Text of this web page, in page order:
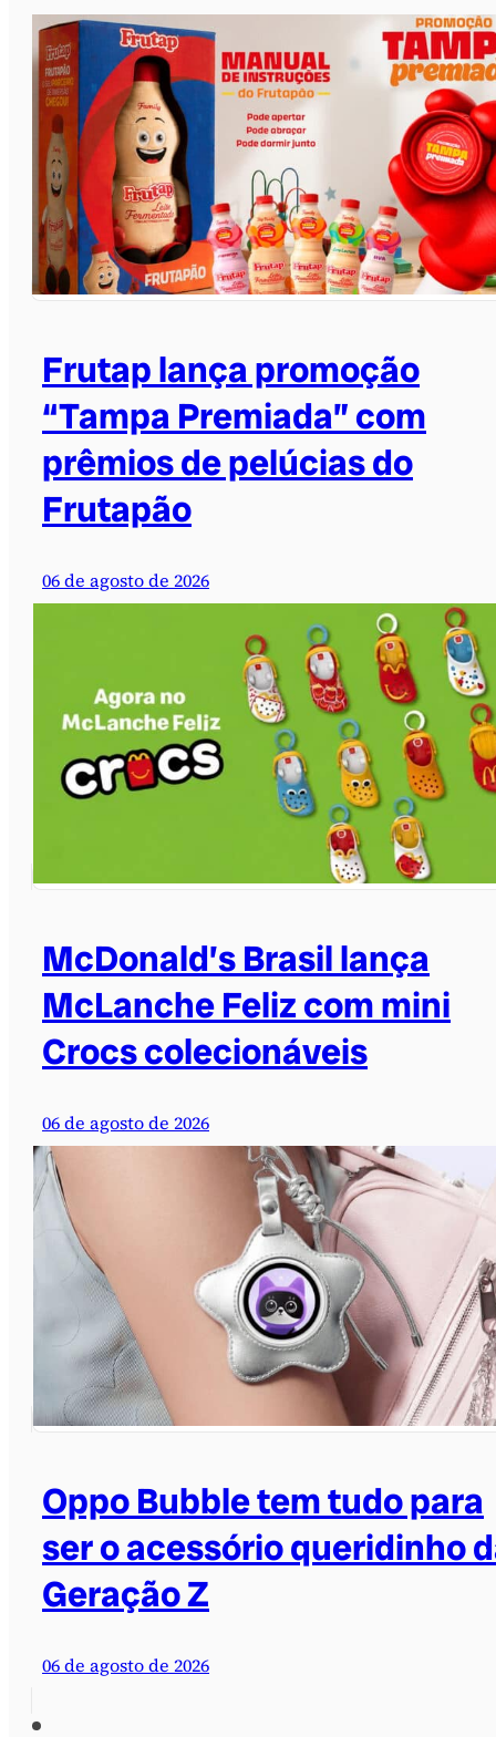
Frutap lança promoção
“Tampa Premiada” com
prêmios de pelúcias do
Frutapão
06 de agosto de 2026
McDonald’s Brasil lança
McLanche Feliz com mini
Crocs colecionáveis
06 de agosto de 2026
Oppo Bubble tem tudo para
ser o acessório queridinho
Geração Z
06 de agosto de 2026